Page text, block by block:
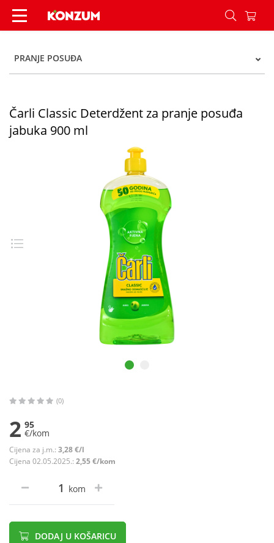
Čarli Classic Deterdžent za pranje posuđa
PRANJE POSUĐA
Čarli Classic Deterdžent za pranje posuđa
jabuka 900 ml
(0)
2 95
€/kom
Cijena za j.m.: 3,28 €/l
Cijena 02.05.2025.: 2,55 €/kom
kom
DODAJ U KOŠARICU